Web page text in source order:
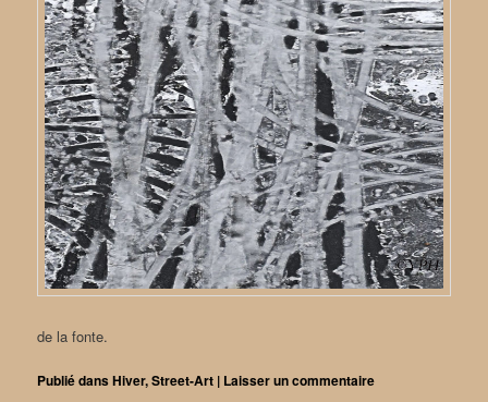
de la fonte.
Publié dansHiver,Street-Art | Laisser un commentaire